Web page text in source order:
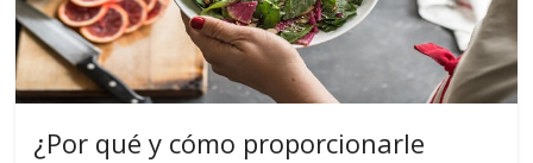
¿Por qué y cómo proporcionarle